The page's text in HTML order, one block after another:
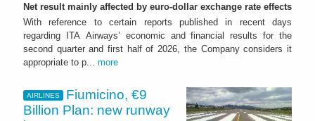
Net result mainly affected by euro-dollar exchange rate effects
With reference to certain reports published in recent days
regarding ITA Airways’ economic and financial results for the
second quarter and first half of 2026, the Company considers it
appropriate to p... more
AIRLINES
Fiumicino, €9
Billion Plan: new runway